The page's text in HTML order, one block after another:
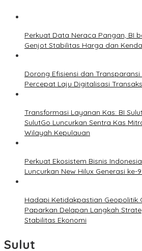
Perkuat Data Neraca Pangan, BI
Genjot Stabilitas Harga dan
Dorong Efisiensi dan
Percepat Laju Digitalisasi
Transformasi Layanan Kas: BI
SulutGo Luncurkan Sentra Kas
Wilayah Kepulauan
Perkuat Ekosistem Bisnis
Luncurkan New Hilux Generasi ke-
Hadapi Ketidakpastian Geopolitik
Paparkan Delapan Langkah
Stabilitas Ekonomi
Sulut